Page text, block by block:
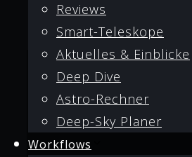
Reviews
Smart-Teleskope
Aktuelles & Einblicke
Deep Dive
Astro-Rechner
Deep-Sky Planer
Workflows